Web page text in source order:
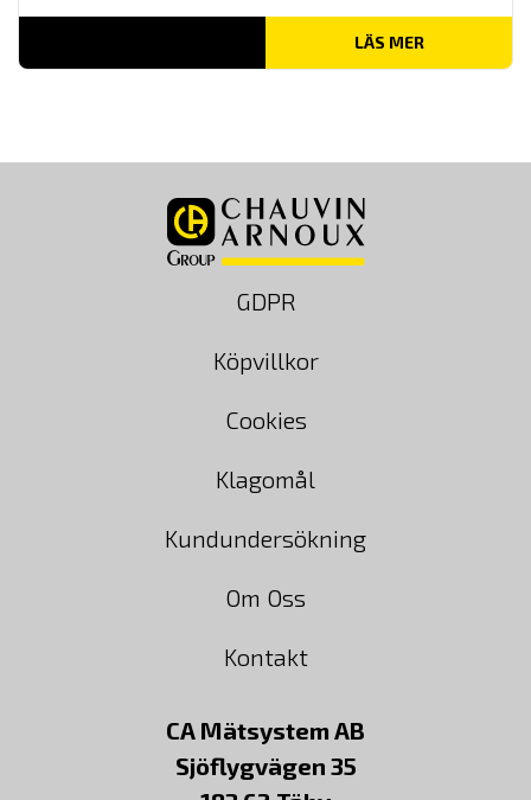
LÄS MER
GDPR
Köpvillkor
Cookies
Klagomål
Kundundersökning
Om Oss
Kontakt
CA Mätsystem AB
Sjöflygvägen 35